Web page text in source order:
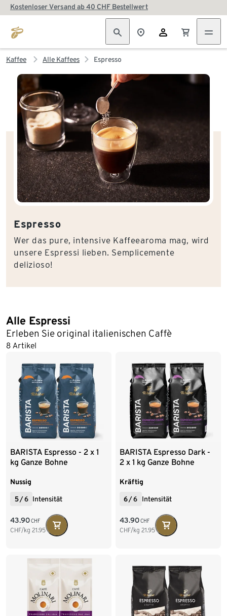
Kostenloser Versand ab 40 CHF Bestellwert
Kaffee Alle Kaffees Espresso
Espresso
Wer das pure, intensive Kaffeearoma mag, wird
unsere Espressi lieben. Semplicemente
delizioso!
Alle Espressi
Erleben Sie original italienischen Caffè
8 Artikel
BARISTA Espresso - 2 x 1
kg Ganze Bohne
Nussig
5/6 Intensität
43.90CHF
CHF/kg 21.95
BARISTA Espresso Dark -
2 x 1 kg Ganze Bohne
Kräftig
6/6 Intensität
43.90CHF
CHF/kg 21.95